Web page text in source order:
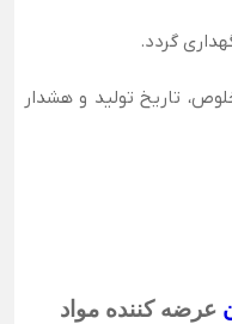
گردد.
تاریخ تولید و هشدار
عرضه کننده مواد